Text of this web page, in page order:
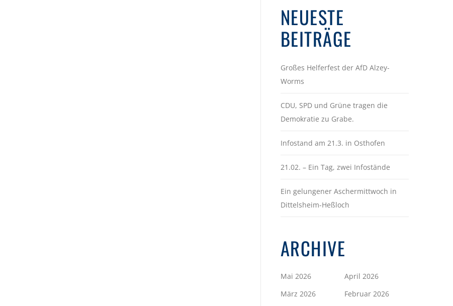
NEUESTE
BEITRÄGE
Großes Helferfest der AfD Alzey-
Worms
CDU, SPD und Grüne tragen die
Demokratie zu Grabe.
Infostand am 21.3. in Osthofen
21.02. – Ein Tag, zwei Infostände
Ein gelungener Aschermittwoch in
Dittelsheim-Heßloch
ARCHIVE
Mai 2026
April 2026
März 2026
Februar 2026